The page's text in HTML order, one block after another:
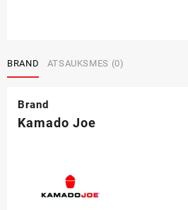
BRAND ATSAUKSMES (0)
Brand
Kamado Joe